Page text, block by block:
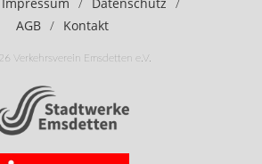
AGB / Kontakt
Verkehrsverein Emsdetten e.V.